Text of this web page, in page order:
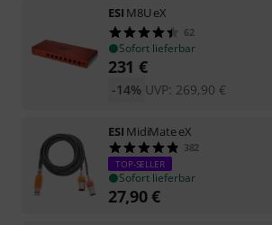
ESI M8U eX
62
Sofort lieferbar
231 €
UVP: 269,90 €
-14%
ESI MidiMate eX
382
TOP-SELLER
Sofort lieferbar
27,90€